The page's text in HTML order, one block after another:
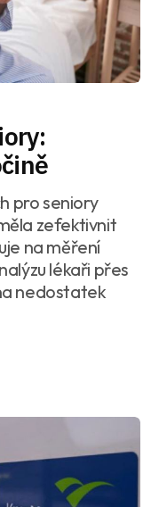
pro seniory
zefektivnit
na měření
lékaři přes
nedostatek